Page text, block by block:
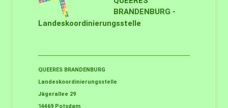
BRANDENBURG -
Landeskoordinierungsstelle
QUEERES BRANDENBURG
Landeskoordinierungsstelle
Jägerallee 29
14469 Potsdam